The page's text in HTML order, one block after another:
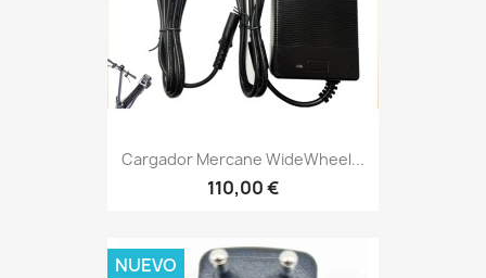
Cargador Mercane WideWheel...
110,00 €
NUEVO